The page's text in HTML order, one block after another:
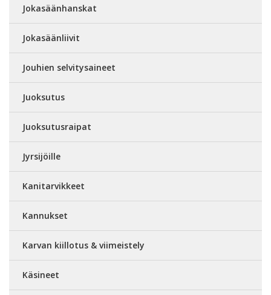
Jokasäänhanskat
Jokasäänliivit
Jouhien selvitysaineet
Juoksutus
Juoksutusraipat
Jyrsijöille
Kanitarvikkeet
Kannukset
Karvan kiillotus & viimeistely
Käsineet